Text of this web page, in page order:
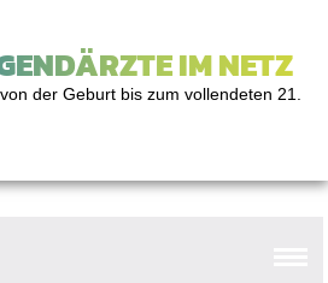
IM NETZ
der Geburt bis zum vollendeten 21.